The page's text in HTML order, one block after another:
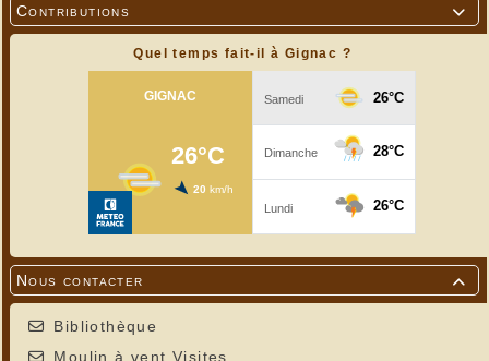

Contributions
Quel temps fait-il à Gignac ?

Nous contacter
Bibliothèque
Moulin à vent Visites